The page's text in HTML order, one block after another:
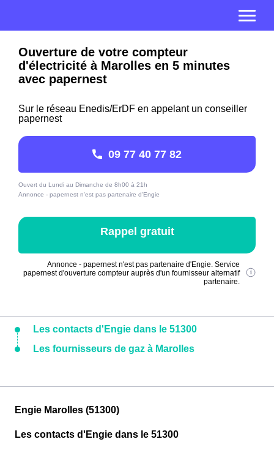
Ouverture de votre compteur
d'électricité à Marolles en 5 minutes
avec papernest
Sur le réseau Enedis/ErDF en appelant un conseiller
papernest
09 77 40 77 82
Ouvert du Lundi au Dimanche de 8h00 à 21h
Annonce - papernest n'est pas partenaire d'Engie
Rappel gratuit
Annonce - papernest n'est pas partenaire d'Engie. Service
papernest d'ouverture compteur auprès d'un fournisseur alternatif
partenaire.
Les contacts d'Engie dans le 51300
Les fournisseurs de gaz à Marolles
Engie Marolles (51300)
Les contacts d'Engie dans le 51300